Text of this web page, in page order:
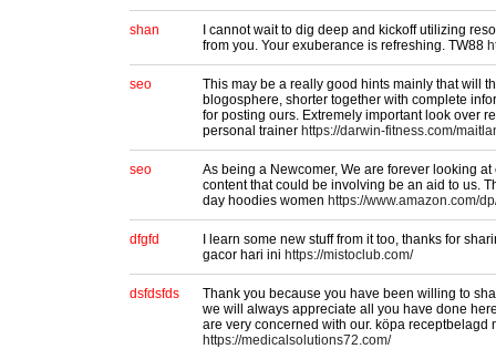
shan
I cannot wait to dig deep and kickoff utilizing
from you. Your exuberance is refreshing. TW88
seo
This may be a really good hints mainly that will
blogosphere, shorter together with complete
for posting ours. Extremely important look over
personal trainer https://darwin-fitness.com/
seo
As being a Newcomer, We are forever looking
content that could be involving be an aid to us.
day hoodies women https://www.amazon.com/
dfgfd
I learn some new stuff from it too, thanks for
gacor hari ini https://mistoclub.com/
dsfdsfds
Thank you because you have been willing to
we will always appreciate all you have done
are very concerned with our. köpa receptbelagd
https://medicalsolutions72.com/